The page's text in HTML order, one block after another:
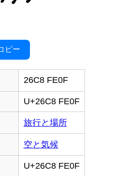
ピー
26C8 FE0F
U+26C8 FE0F
旅行と場所
空と気候
U+26C8 FE0F